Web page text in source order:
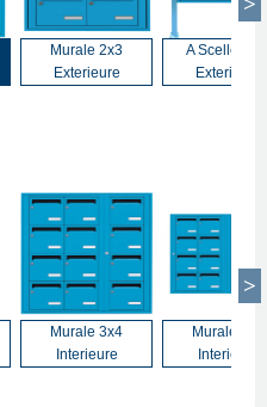
Murale 2x3
Exterieure
A Sceller
Exterieure
Murale 3x4
Interieure
Murale 4x4
Interieure